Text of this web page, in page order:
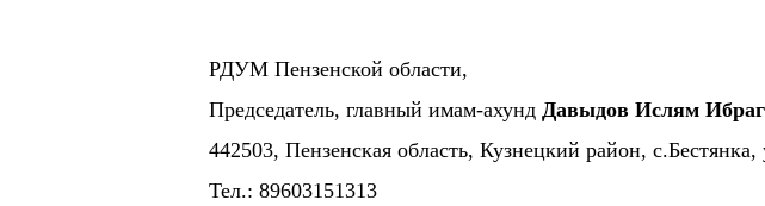
РДУМ Пензенской области,
Председатель, главный имам-ахунд Давыдов Ислям
442503, Пензенская область, Кузнецкий район,
Тел.: 89603151313